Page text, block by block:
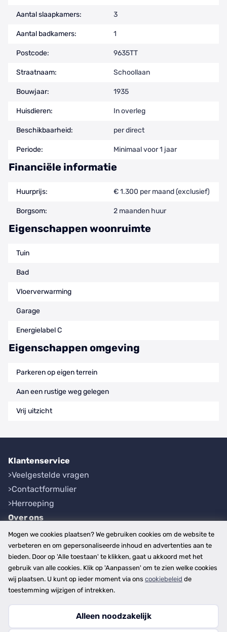
Aantal slaapkamers: 3
Aantal badkamers: 1
Postcode: 9635TT
Straatnaam: Schoollaan
Bouwjaar: 1935
Huisdieren: In overleg
Beschikbaarheid: per direct
Periode: Minimaal voor 1 jaar
Financiële informatie
Huurprijs: € 1.300 per maand (exclusief)
Borgsom: 2 maanden huur
Eigenschappen woonruimte
Tuin
Bad
Vloerverwarming
Garage
Energielabel C
Eigenschappen omgeving
Parkeren op eigen terrein
Aan een rustige weg gelegen
Vrij uitzicht
Klantenservice
Veelgestelde vragen
Contactformulier
Herroeping
Over ons
Bedrijfsgegevens
Werkwijze
Overzichten
Plaatsen
Provincies
Copyright © 2026
Mogen we cookies plaatsen? We gebruiken cookies om de website te
verbeteren en om gepersonaliseerde inhoud en advertenties aan te
bieden. Door op 'Alle toestaan' te klikken, gaat u akkoord met het
gebruik van alle cookies. Klik op 'Aanpassen' om te zien welke cookies
wij plaatsen. U kunt op ieder moment via ons cookiebeleid de
toestemming wijzigen of intrekken.
Alleen noodzakelijk